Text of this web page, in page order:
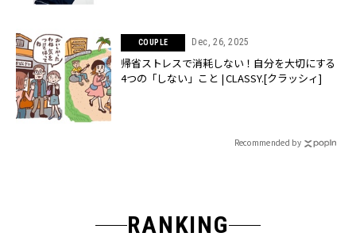
COUPLE Dec, 26, 2025
帰省ストレスで消耗しない！自分を大切にする
4つの「しない」こと | CLASSY.[クラッシィ]
Recommended by
RANKING